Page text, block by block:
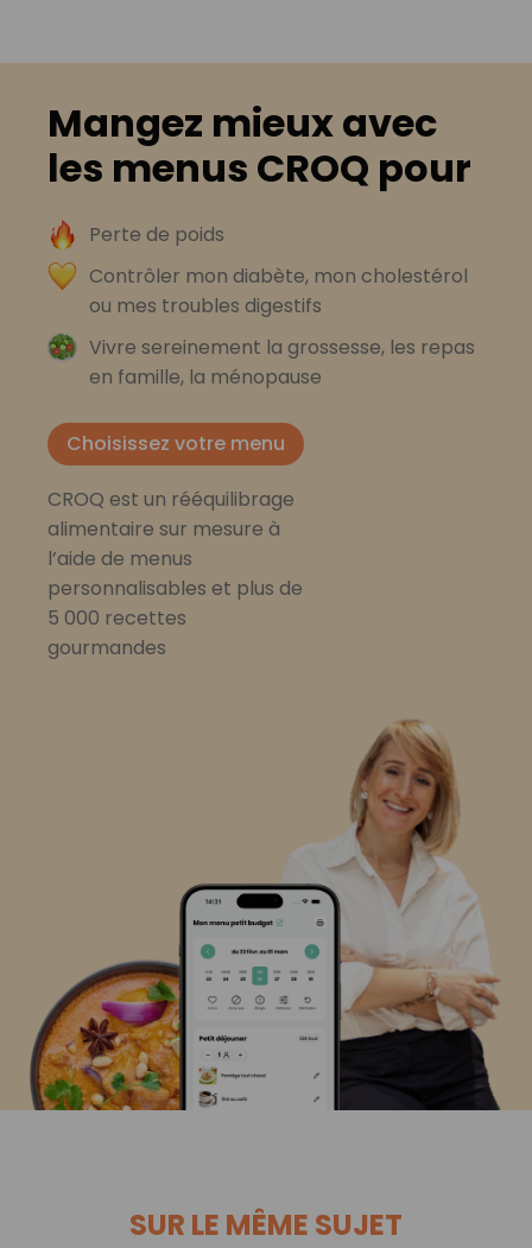
Mangez mieux avec
les menus CROQ pour
Perte de poids
Contrôler mon diabète, mon cholestérol
ou mes troubles digestifs
Vivre sereinement la grossesse, les repas
en famille, la ménopause
Choisissez votre menu
CROQ est un rééquilibrage
alimentaire sur mesure à
l’aide de menus
personnalisables et plus de
5 000 recettes
gourmandes
SUR LE MÊME SUJET